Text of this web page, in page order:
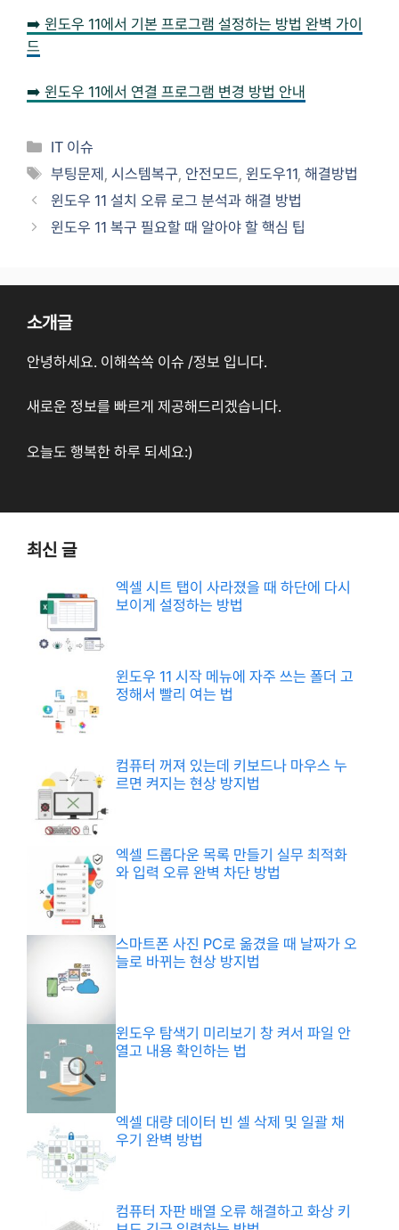
➡️ 윈도우 11에서 기본 프로그램 설정하는 방법 완벽 가이
드
➡️ 윈도우 11에서 연결 프로그램 변경 방법 안내
카
테
리
IT 이슈
태
그
부팅문제 ,시스템복구 안전모드 ,윈도우11 ,해결방법
윈도우 11 설치 오류 로그 분석과 해결 방법
윈도우 11 복구 필요할 때 알아야 할 핵심 팁
소개글
안녕하세요. 이해쏙쏙 이슈 /정보 입니다.
새로운 정보를 빠르게 제공해드리겠습니다.
오늘도 행복한 하루 되세요:)
최신 글
엑셀 시트 탭이 사라졌을 때 하단에 다시
보이게 설정하는 방법
윈도우 11 시작 메뉴에 자주 쓰는 폴더 고
정해서 빨리 여는 법
컴퓨터 꺼져 있는데 키보드나 마우스 누
르면 켜지는 현상 방지법
엑셀 드롭다운 목록 만들기 실무 최적화
와 입력 오류 완벽 차단 방법
스마트폰 사진 PC로 옮겼을 때 날짜가 오
늘로 바뀌는 현상 방지법
윈도우 탐색기 미리보기 창 켜서 파일 안
열고 내용 확인하는 법
엑셀 대량 데이터 빈 셀 삭제 및 일괄 채
우기 완벽 방법
컴퓨터 자판 배열 오류 해결하고 화상 키